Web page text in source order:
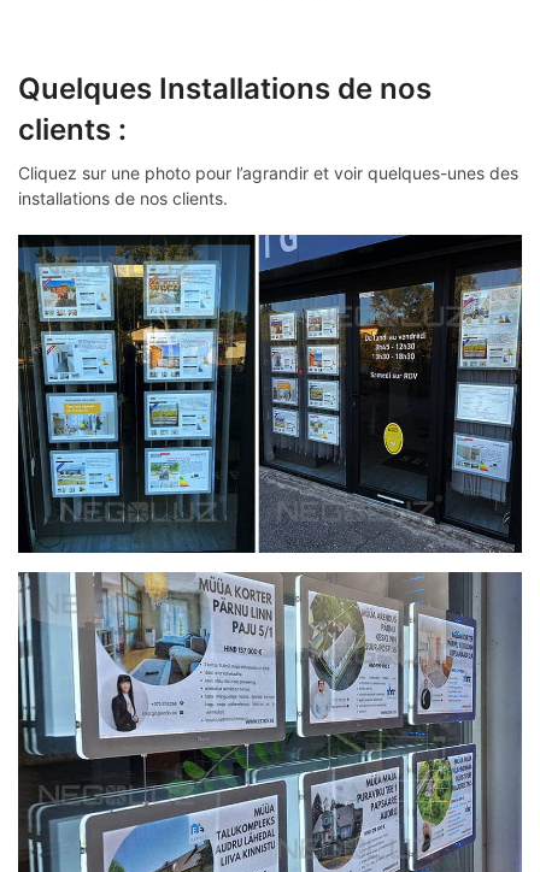
Quelques Installations de nos
clients :
Cliquez sur une photo pour l’agrandir et voir quelques-unes des
installations de nos clients.